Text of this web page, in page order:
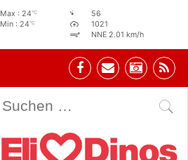
Max : 24°C
Min : 24°C
56
1021
NNE 2.01 km/h
Stehbeisl Stainach Öffnungszeiten